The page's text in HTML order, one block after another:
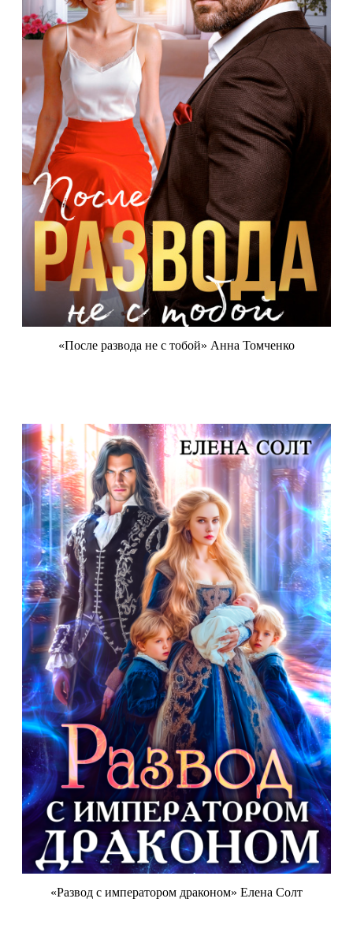
«После развода не с тобой» Анна Томченко
«Развод с императором драконом» Елена Солт